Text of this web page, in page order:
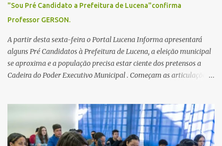
"Sou Pré Candidato a Prefeitura de Lucena"confirma
Professor GERSON.
A partir desta sexta-feira o Portal Lucena Informa apresentará
alguns Pré Candidatos à Prefeitura de Lucena, a eleição municipal
se aproxima e a população precisa estar ciente dos pretensos a
Cadeira do Poder Executivo Municipal . Começam as articulações e
Bandeira Valcinete Araújo e Professor Gerson Andrade há
possibilidade de mais nomes aparecer , ficaremos no aguardo para
trazer mais informações. A primeira entrevista foi com o